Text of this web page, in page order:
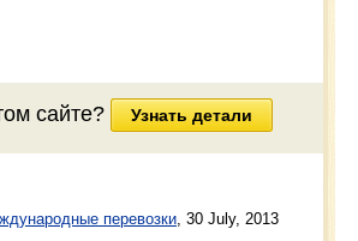
сайте? Узнать детали
перевозки, 30 July, 2013